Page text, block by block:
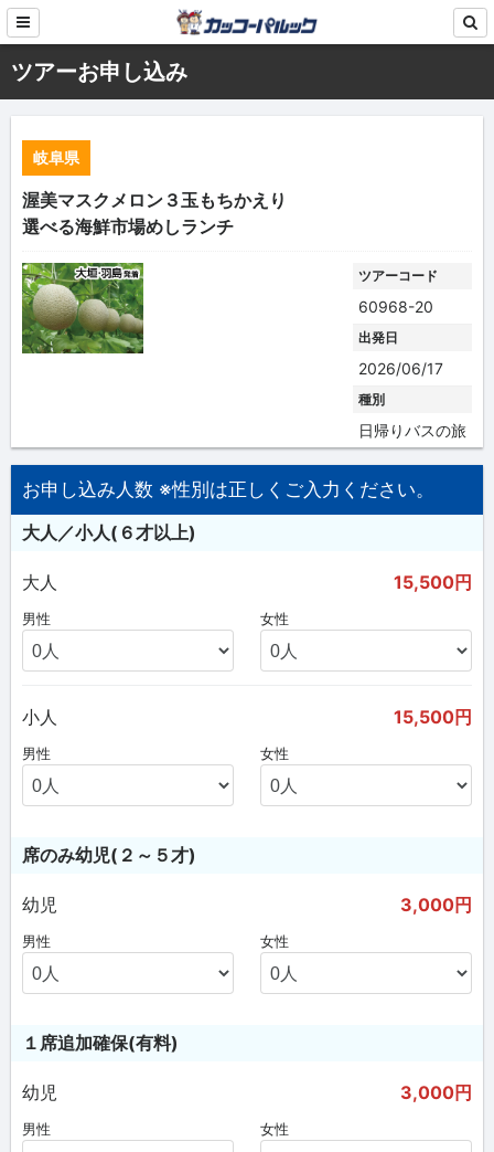
ツアーお申し込み
岐阜県
渥美マスクメロン３玉もちかえり
選べる海鮮市場めしランチ
ツアーコード
60968-20
出発日
2026/06/17
種別
日帰りバスの旅
お申し込み人数 ※性別は正しくご入力ください。
大人／小人(６才以上)
大人 15,500円
男性 女性
小人 15,500円
男性 女性
席のみ幼児(２～５才)
幼児 3,000円
男性 女性
１席追加確保(有料)
幼児 3,000円
男性 女性